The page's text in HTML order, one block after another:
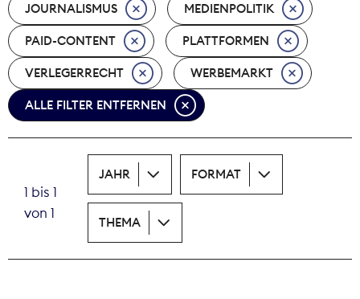
Nova Award
Pressefreiheit
Print
Theodor-Wolff-Preis
JOURNALISMUS MEDIENPOLITIK
PAID-CONTENT PLATTFORMEN
VERLEGERRECHT WERBEMARKT
ALLE FILTER ENTFERNEN
1 bis 1
von 1
JAHR FORMAT
THEMA